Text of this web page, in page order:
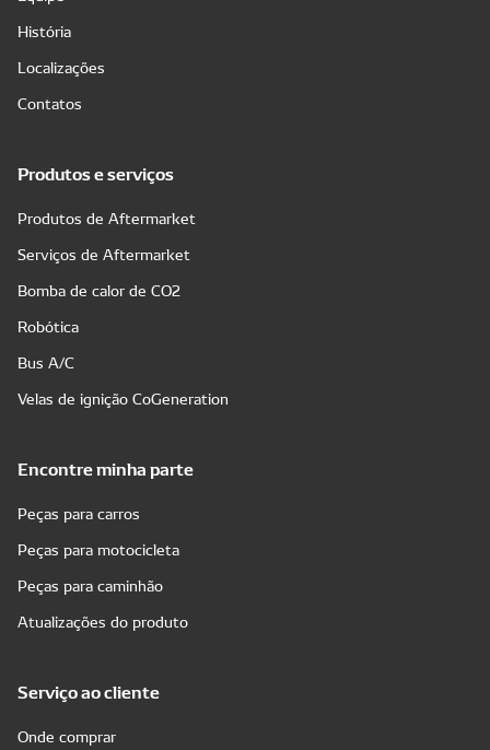
História
Localizações
Contatos
Produtos e serviços
Produtos de Aftermarket
Serviços de Aftermarket
Bomba de calor de CO2
Robótica
Bus A/C
Velas de ignição CoGeneration
Encontre minha parte
Peças para carros
Peças para motocicleta
Peças para caminhão
Atualizações do produto
Serviço ao cliente
Onde comprar